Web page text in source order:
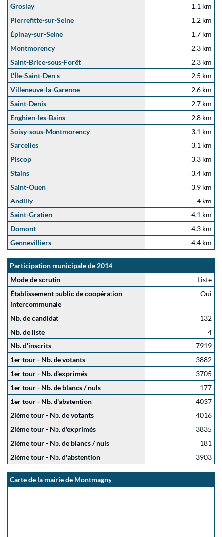
Groslay
1.1 km
Pierrefitte-sur-Seine
1.2 km
Épinay-sur-Seine
1.7 km
Montmorency
2.3 km
Saint-Brice-sous-Forêt
2.3 km
L'Île-Saint-Denis
2.5 km
Villeneuve-la-Garenne
2.6 km
Saint-Denis
2.7 km
Enghien-les-Bains
2.8 km
Soisy-sous-Montmorency
3.1 km
Sarcelles
3.1 km
Piscop
3.3 km
Stains
3.4 km
Saint-Ouen
3.9 km
Andilly
4 km
Saint-Gratien
4.1 km
Domont
4.3 km
Gennevilliers
4.4 km
Participation municipale de 2014
Mode de scrutin
Liste
Établissement public de coopération
intercommunale
Oui
Nb. de candidat
132
Nb. de liste
4
Nb. d'inscrits
7919
1er tour - Nb. de votants
3882
1er tour - Nb. d'exprimés
3705
1er tour - Nb. de blancs / nuls
177
1er tour - Nb. d'abstention
4037
2ième tour - Nb. de votants
4016
2ième tour - Nb. d'exprimés
3835
2ième tour - Nb. de blancs / nuls
181
2ième tour - Nb. d'abstention
3903
Carte de la mairie de Montmagny